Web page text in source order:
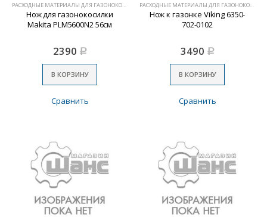
РАСХОДНЫЕ МАТЕРИАЛЫ ДЛЯ ГАЗОНОКОСИЛОК
Нож для газонокосилки
Makita PLM5600N2 56см
2390 Р
В КОРЗИНУ
Сравнить
РАСХОДНЫЕ МАТЕРИАЛЫ ДЛЯ ГАЗОНОКОСИЛОК
Нож к газонке Viking 6350-
702-0102
3490 Р
В КОРЗИНУ
Сравнить